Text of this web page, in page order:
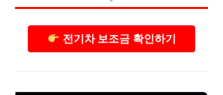
전기차 보조금 확인하기